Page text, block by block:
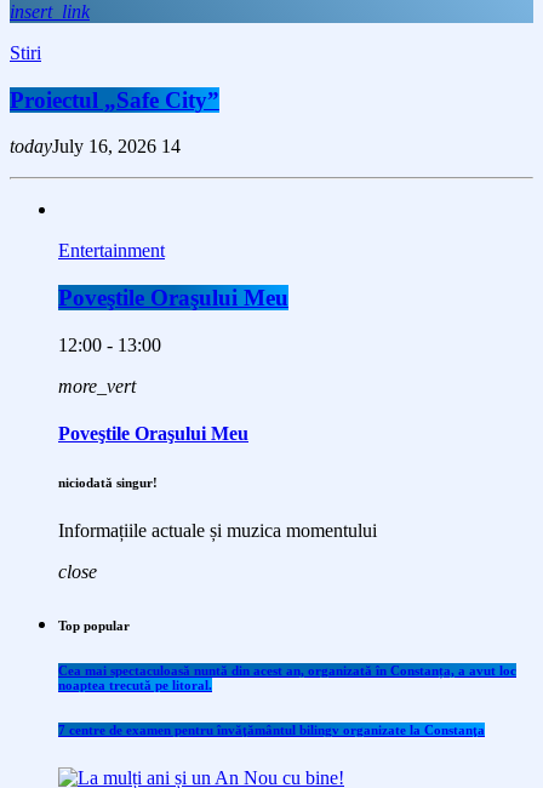
insert_link
Stiri
Proiectul „Safe City”
todayJuly 16, 2026 14
Entertainment
Poveştile Oraşului Meu
12:00 - 13:00
more_vert
Poveştile Oraşului Meu
niciodată singur!
Informațiile actuale și muzica momentului
close
Top popular
Cea mai spectaculoasă nuntă din acest an, organizată în Constanța, a avut loc
noaptea trecută pe litoral.
7 centre de examen pentru învăţământul bilingv organizate la Constanţa